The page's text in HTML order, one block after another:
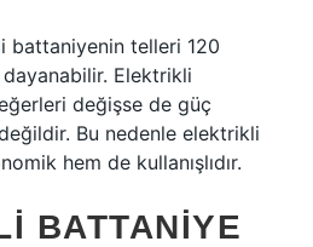
battaniyenin telleri 120
dayanabilir. Elektrikli
değişse de güç
Bu nedenle elektrikli
hem de kullanışlıdır.
BATTANIYE